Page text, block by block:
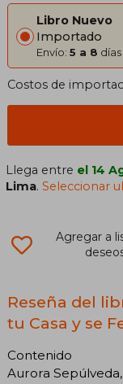
Libro Nuevo
Importado
Envío: 5 a 8 días
Costos de
Llega entre el 14
Lima.Seleccionar
Agregar a
Reseña del
tu Casa y se
Contenido
Aurora